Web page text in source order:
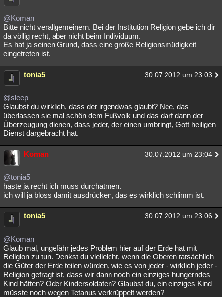
@Koman
Bitte nicht verallgemeinern. Bei der Institution Religion gebe ich dir
da völlig recht, aber nicht beim Individuum.
Es hat ja seinen Grund, dass eine große Religionsmüdigkeit
eingetreten ist.
tonia5 30.07.2012 um 23:03
@sleep
Glaubst du wirklich, dass der irgendwas glaubt? Nee, das
überlassen sie mal schön dem Fußvolk und das darf dann der
Überzeugung dienen, dass jeder, der einen umbringt, Gott heiligen
Dienst dargebracht hat.
Koman 30.07.2012 um 23:04
@tonia5
haste ja recht ich muss durchatmen.
ich will ja bloss damit ausdrücken, das es wirklich schlimm ist.
tonia5 30.07.2012 um 23:06
@Koman
Glaub mal, ungefähr jedes Problem hier auf der Erde hat mit
Religion zu tun. Denkst du vielleicht, wenn die Oberen tatsächlich
die Güter der Erde teilen würden, wie es von jeder - wirklich jeder -
Religion gefragt ist, dass wir dann noch ein einziges hungerndes
Kind hätten? Oder Kindersoldaten? Glaubst du, ein einziges Kind
müsste noch wegen Tetanus verkrüppelt werden?